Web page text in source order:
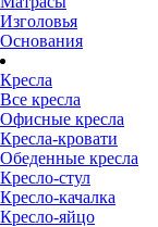
Изголовья
Основания
Кресла
Все кресла
Офисные кресла
Кресла-кровати
Обеденные кресла
Кресло-стул
Кресло-качалка
Кресло-яйцо